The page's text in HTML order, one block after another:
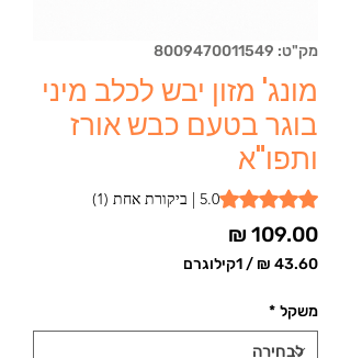
מק"ט: 8009470011549
מונג' מזון יבש לכלב מיני
בוגר בטעם כבש אורז
ותפו"א
is 5.0 out of five stars based on 1 review
5.0 | ביקורת אחת (1)
/1קילוגרם
לכל
1
Kilogram
משקל *